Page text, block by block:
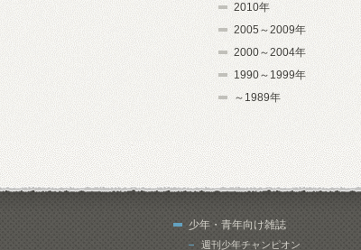
2010年
2005～2009年
2000～2004年
1990～1999年
～1989年
少年・青年向け雑誌
週刊少年チャンピオン